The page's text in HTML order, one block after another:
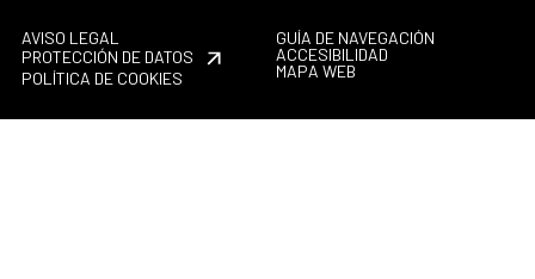
AVISO LEGAL
PROTECCIÓN DE DATOS
POLÍTICA DE COOKIES
GUÍA DE NAVEGACIÓN
ACCESIBILIDAD
MAPA WEB